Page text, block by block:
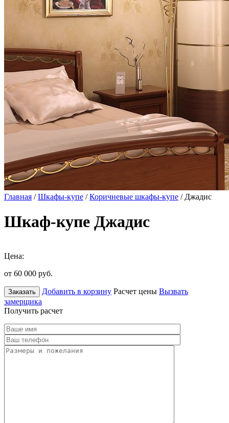
Главная /Шкафы-купе /Коричневые шкафы-купе / Джадис
Шкаф-купе Джадис
Цена:
от 60 000 руб.
Заказать Добавить в корзину Расчет цены Вызвать
замерщика
Получить расчет